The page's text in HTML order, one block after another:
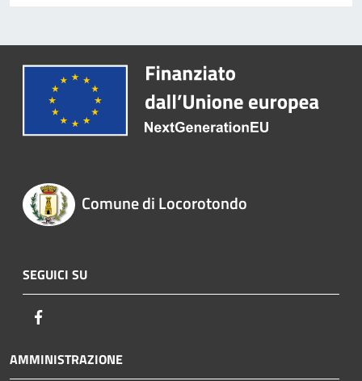
Comune di Locorotondo
SEGUICI SU
AMMINISTRAZIONE